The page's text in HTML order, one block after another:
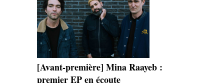
[Avant-première] Mina Raayeb :
premier EP en écoute